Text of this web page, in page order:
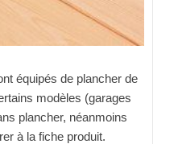
équipés de plancher de
modèles (garages
plancher, néanmoins
à la fiche produit.